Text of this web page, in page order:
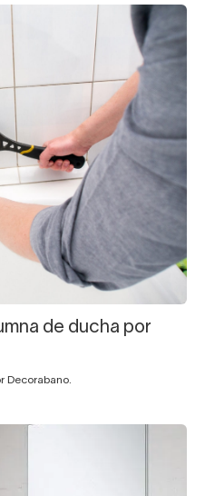
de ducha por
Decorabano.